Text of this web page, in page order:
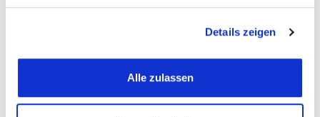
Details zeigen
Alle zulassen
Fax